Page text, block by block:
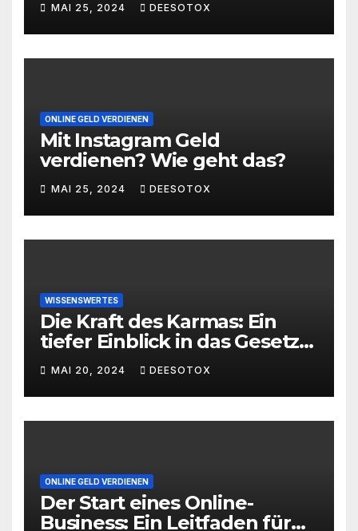
MAI 25, 2024 DEESOTOX
ONLINE GELD VERDIENEN
Mit Instagram Geld
verdienen? Wie geht das?
MAI 25, 2024 DEESOTOX
WISSENSWERTES
Die Kraft des Karmas: Ein
tiefer Einblick in das Gesetz
von Ursache und Wirkung
MAI 20, 2024 DEESOTOX
ONLINE GELD VERDIENEN
Der Start eines Online-
Business: Ein Leitfaden für